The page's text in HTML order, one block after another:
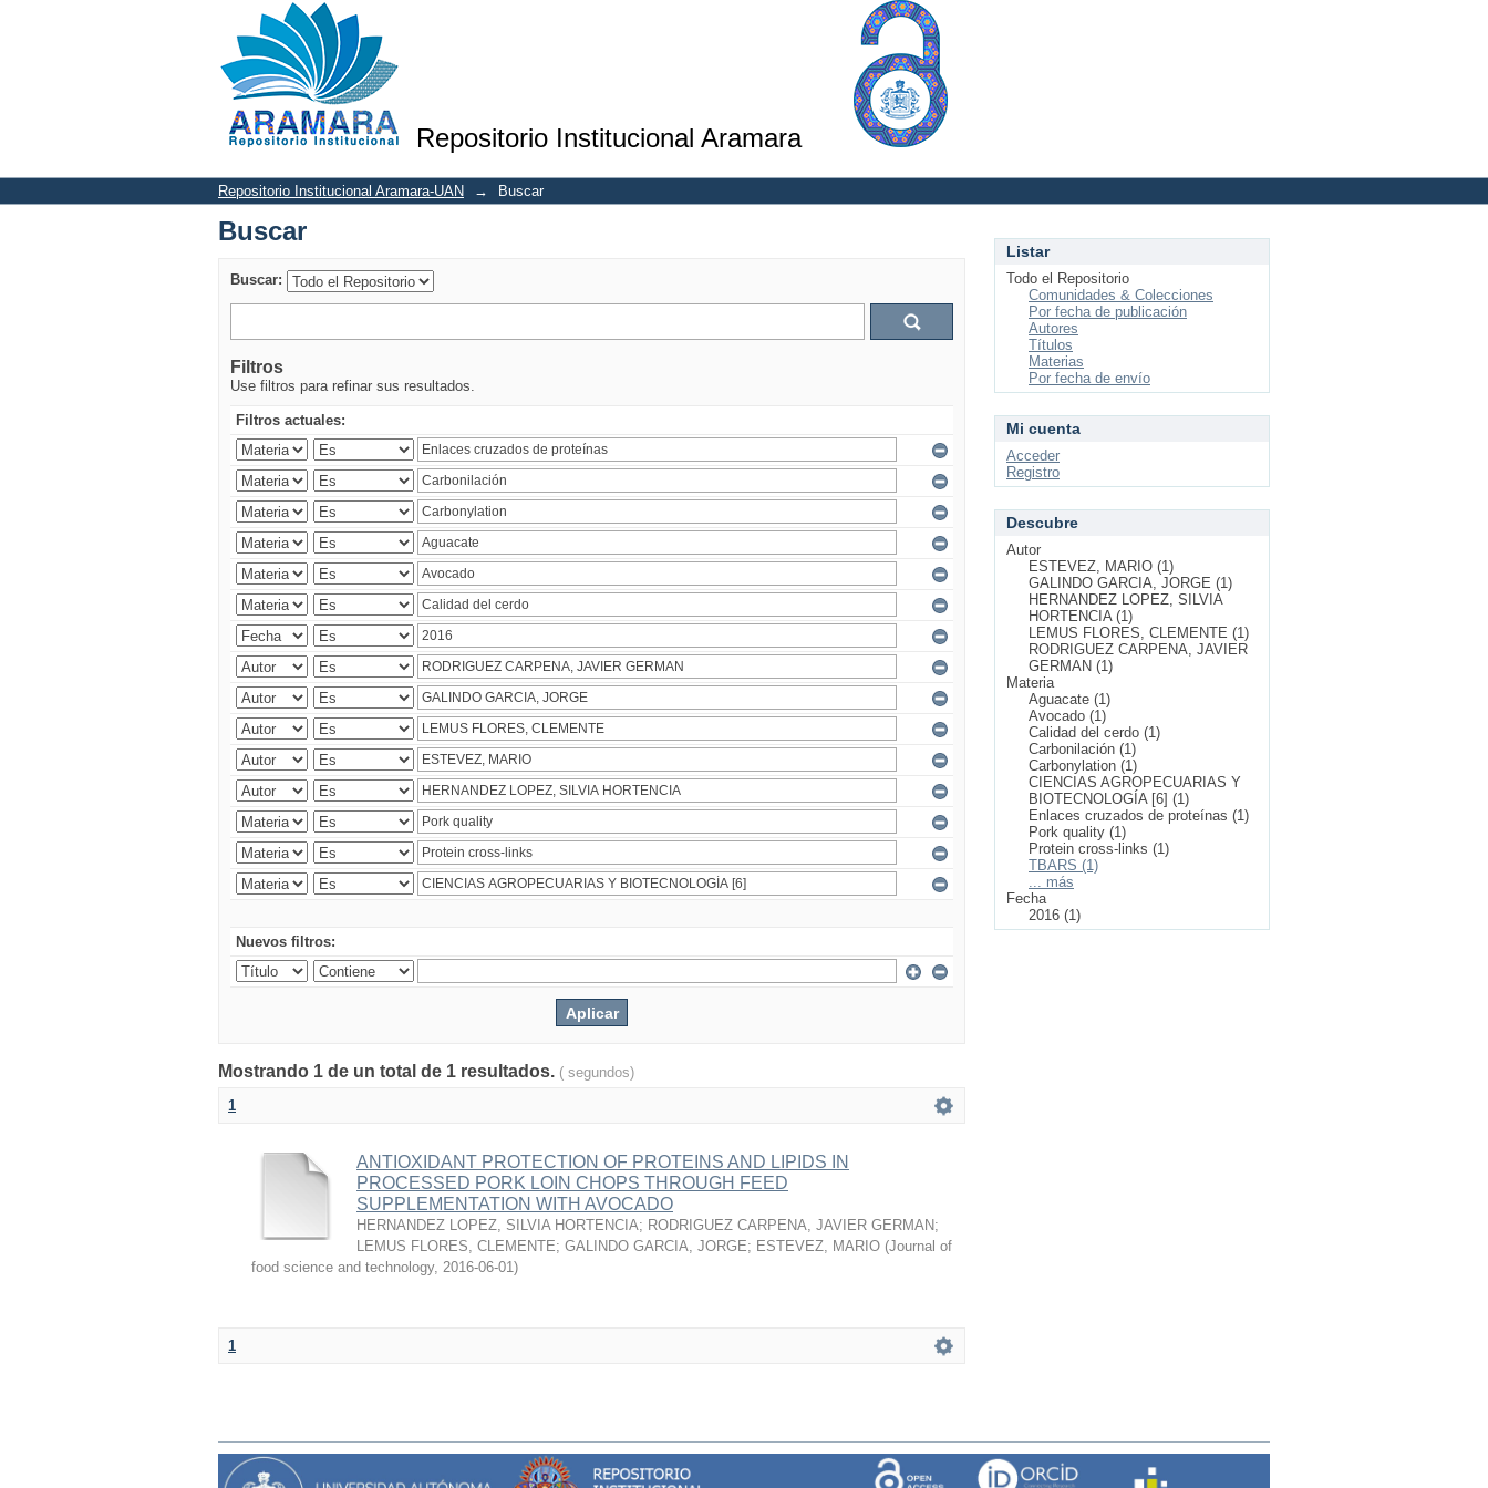
Repositorio Institucional Aramara
Buscar
Repositorio Institucional Aramara-UAN → Buscar
Buscar
Buscar:
Filtros
Use filtros para refinar sus resultados.
Filtros actuales:
Nuevos filtros:
Mostrando 1 de un total de 1 resultados. ( segundos)
1
ANTIOXIDANT PROTECTION OF PROTEINS AND LIPIDS IN
PROCESSED PORK LOIN CHOPS THROUGH FEED
SUPPLEMENTATION WITH AVOCADO
HERNANDEZ LOPEZ, SILVIA HORTENCIA; RODRIGUEZ CARPENA, JAVIER GERMAN;
LEMUS FLORES, CLEMENTE; GALINDO GARCIA, JORGE; ESTEVEZ, MARIO (Journal of
food science and technology, 2016-06-01)
1
Listar
Todo el Repositorio
Comunidades & Colecciones
Por fecha de publicación
Autores
Títulos
Materias
Por fecha de envío
Mi cuenta
Acceder
Registro
Descubre
Autor
ESTEVEZ, MARIO (1)
GALINDO GARCIA, JORGE (1)
HERNANDEZ LOPEZ, SILVIA
HORTENCIA (1)
LEMUS FLORES, CLEMENTE (1)
RODRIGUEZ CARPENA, JAVIER
GERMAN (1)
Materia
Aguacate (1)
Avocado (1)
Calidad del cerdo (1)
Carbonilación (1)
Carbonylation (1)
CIENCIAS AGROPECUARIAS Y
BIOTECNOLOGÍA [6] (1)
Enlaces cruzados de proteínas (1)
Pork quality (1)
Protein cross-links (1)
TBARS (1)
... más
Fecha
2016 (1)